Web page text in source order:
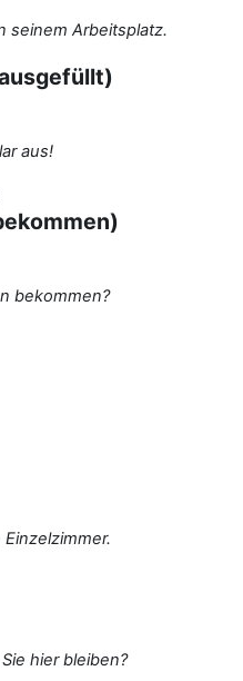
seinem Arbeitsplatz.
aus!
bekommen?
hier bleiben?